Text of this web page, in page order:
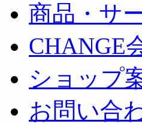
商品・サ
CHANGE
ショップ
お問い合